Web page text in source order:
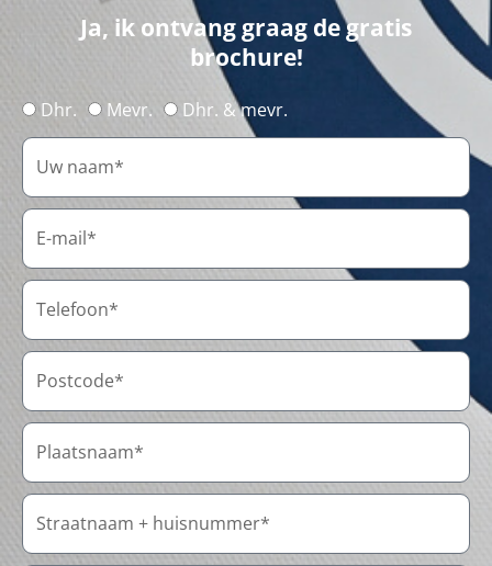
Ja, ik ontvang graag de gratis
brochure!
Dhr. Mevr. Dhr. & mevr.